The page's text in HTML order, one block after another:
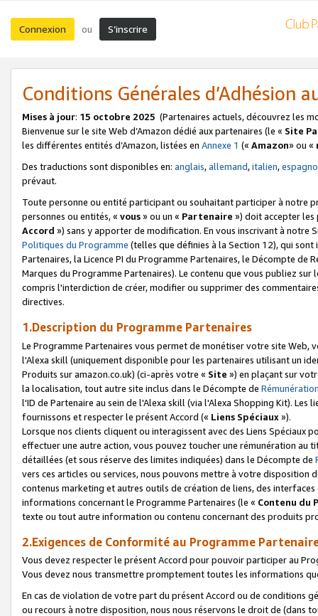
Connexion ou S’inscrire
Conditions Générales d’Adhésion
Mises à jour: 15 octobre 2025 (Partenaires actuels, découvrez les
Bienvenue sur le site Web d’Amazon dédié aux partenaires (le « Site
les différentes entités d’Amazon, listées en Annexe 1 (« Amazon» ou «
Des traductions sont disponibles en: anglais,allemand,italien,
prévaut.
Toute personne ou entité participant ou souhaitant participer à notre
personnes ou entités, « vous» ou un « Partenaire ») doit accepter les
Accord ») sans y apporter de modification. En vous inscrivant à notre
Politiques du Programme (telles que définies à la Section 12), qui
Partenaires, la Licence PI du Programme Partenaires, le Décompte de
Marques du Programme Partenaires). Le contenu que vous publiez
compris l'interdiction de créer, modifier ou supprimer des
directives.
1.Description du Programme Partenaires
Le Programme Partenaires vous permet de monétiser votre site Web,
l'Alexa skill (uniquement disponible pour les partenaires utilisant un
Produits sur amazon.co.uk) (ci-après votre « Site ») en plaçant sur
la localisation, tout autre site inclus dans le Décompte de
l'ID de Partenaire au sein de l'Alexa skill (via l'Alexa Shopping Kit).
fournissons et respecter le présent Accord (« Liens Spéciaux»).
Lorsque nos clients cliquent ou interagissent avec des Liens Spéciaux
effectuer une autre action, vous pouvez toucher une rémunération
détaillées (et sous réserve des limites indiquées) dans le Décompte de
vers ces articles ou services, nous pouvons mettre à votre disposition
contenus marketing et autres outils de création de liens, des
informations concernant le Programme Partenaires (le « Contenu du
texte ou tout autre information ou contenu concernant des produits
2.Exigences de Conformité au Programme
Vous devez respecter le présent Accord pour pouvoir participer au
Vous devez nous transmettre promptement toutes les informations
En cas de violation de votre part du présent Accord ou de conditions
ou recours à notre disposition, nous nous réservons le droit de (dans